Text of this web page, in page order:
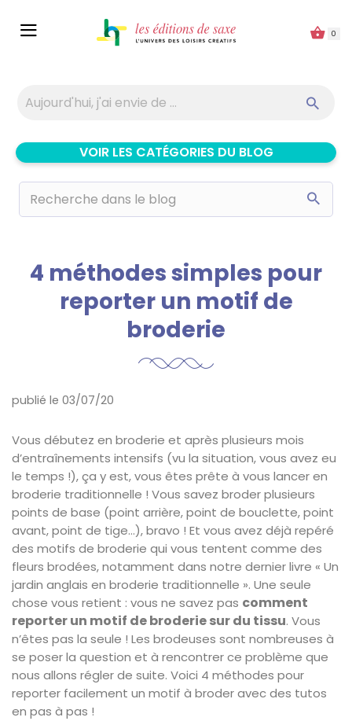
0
VOIR LES CATÉGORIES DU BLOG
4 méthodes simples pour
reporter un motif de
broderie
publié le 03/07/20
Vous débutez en broderie et après plusieurs mois
d’entraînements intensifs (vu la situation, vous avez eu
le temps !), ça y est, vous êtes prête à vous lancer en
broderie traditionnelle ! Vous savez broder plusieurs
points de base (point arrière, point de bouclette, point
avant, point de tige…), bravo ! Et vous avez déjà repéré
des motifs de broderie qui vous tentent comme des
fleurs brodées, notamment dans notre dernier livre « Un
jardin anglais en broderie traditionnelle ». Une seule
chose vous retient : vous ne savez pas comment
reporter un motif de broderie sur du tissu. Vous
n’êtes pas la seule ! Les brodeuses sont nombreuses à
se poser la question et à rencontrer ce problème que
nous allons régler de suite. Voici 4 méthodes pour
reporter facilement un motif à broder avec des tutos
en pas à pas !